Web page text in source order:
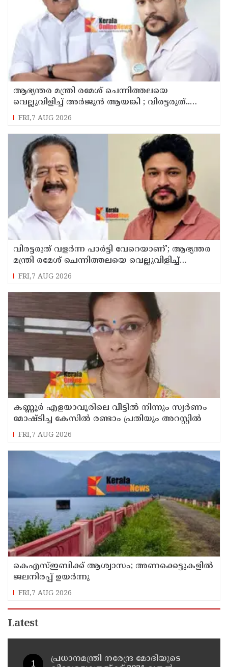
ആഭ്യന്തര മന്ത്രി രമേശ് ചെന്നിത്തലയെ
വെല്ലുവിളിച്ച് അ‍ർജുൻ ആയങ്കി ; വിരട്ടരുത്..
വളർന്ന പാർട്ടി വേറെയാണ് !
FRI,7 AUG 2026
വിരട്ടരുത് വളര്‍ന്ന പാര്‍ട്ടി വേറെയാണ്'; ആഭ്യന്തര
മന്ത്രി രമേശ് ചെന്നിത്തലയെ വെല്ലുവിളിച്ച്
അര്‍ജുന്‍ ആയങ്കി
FRI,7 AUG 2026
കണ്ണൂർ എളയാവൂരിലെ വീട്ടിൽ നിന്നും സ്വർണം
മോഷ്ടിച്ച കേസിൽ രണ്ടാം പ്രതിയും അറസ്റ്റിൽ
FRI,7 AUG 2026
കെഎസ്ഇബിക്ക് ആശ്വാസം; അണക്കെട്ടുകളില്‍
ജലനിരപ്പ് ഉയര്‍ന്നു
FRI,7 AUG 2026
Latest
പ്രധാനമന്ത്രി നരേന്ദ്ര മോദിയുടെ